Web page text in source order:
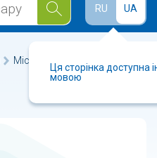
RU UA
Ця сторінка доступна
мовою
Місткість для забору калу